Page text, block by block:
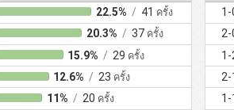
22.5% / 41 ครั้ง
20.3% / 37 ครั้ง
15.9% / 29 ครั้ง
12.6% / 23 ครั้ง
11% / 20 ครั้ง
1-
2-
1-
2-
1-